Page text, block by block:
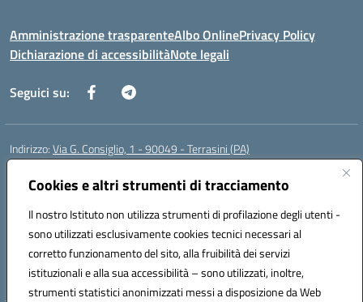
Cookies e altri strumenti di tracciamento
Il nostro Istituto non utilizza strumenti di profilazione degli utenti -
sono utilizzati esclusivamente cookies tecnici necessari al
corretto funzionamento del sito, alla fruibilità dei servizi
istituzionali e alla sua accessibilità – sono utilizzati, inoltre,
strumenti statistici anonimizzati messi a disposizione da Web
Amministrazione trasparenteAlbo OnlinePrivacy Policy
Dichiarazione di accessibilitàNote legali
Seguici su:
Indirizzo:Via G. Consiglio, 1 - 90049 - Terrasini (PA)
Centralino:
Posta elettronica certificata (PEC):paic88700d@pec.istruzione.it
Codice fiscale: 80025710825
Codice meccanografico:PAIC88700D
Codice Indice delle Pubbliche Amministrazioni (IPA): istsc_paic88700d
Codice unico di fatturazione (CUF): UF7LHF